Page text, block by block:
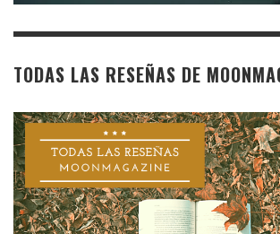
TODAS LAS RESEÑAS DE